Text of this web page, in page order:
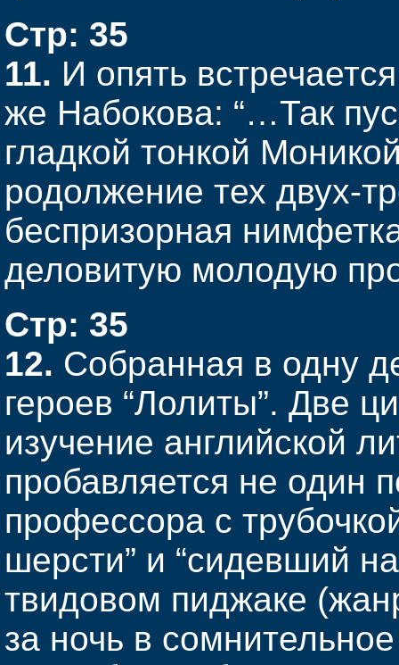
Стр: 35
11. И опять
же Набокова: “…Так
гладкой тонкой
родолжение тех двух-
беспризорная
деловитую молодую
Стр: 35
12. Собранная в одну
героев “Лолиты”. Две
изучение английской
пробавляется не один
профессора с
шерсти” и “сидевший
твидовом пиджаке
за ночь в